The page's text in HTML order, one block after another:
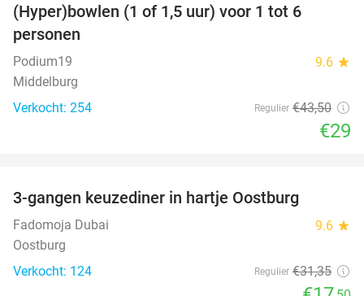
(Hyper)bowlen (1 of 1,5 uur) voor 1 tot 6
personen
Podium19 9.6 star
Middelburg
Verkocht: 254
Regulier €43,50
€29
3-gangen keuzediner in hartje Oostburg
Fadomoja Dubai 9.6 star
Oostburg
Verkocht: 124
Regulier €31,35